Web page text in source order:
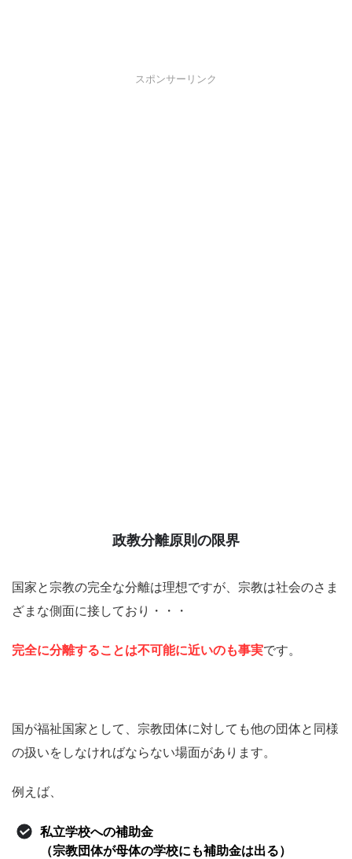
スポンサーリンク
政教分離原則の限界
国家と宗教の完全な分離は理想ですが、宗教は社会のさま
ざまな側面に接しており・・・
完全に分離することは不可能に近いのも事実です。
国が福祉国家として、宗教団体に対しても他の団体と同様
の扱いをしなければならない場面があります。
例えば、
私立学校への補助金
（宗教団体が母体の学校にも補助金は出る）